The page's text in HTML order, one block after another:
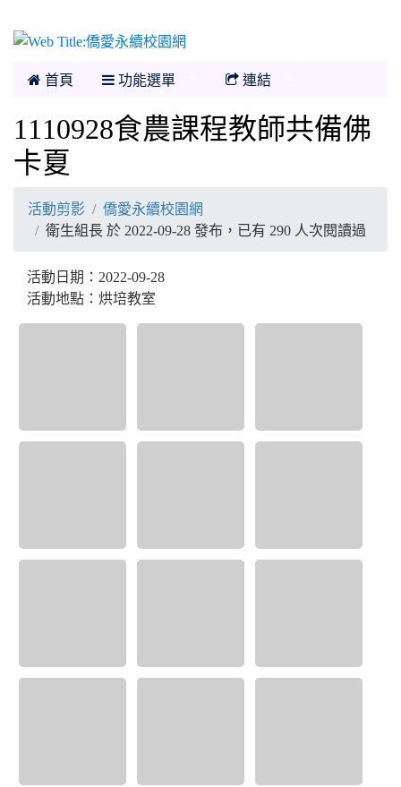
首頁 功能選單 連結
1110928食農課程教師共備佛
卡夏
活動剪影
僑愛永續校園網
衛生組長 於 2022-09-28 發布，已有 290 人次閱讀過
活動日期：2022-09-28
活動地點：烘培教室